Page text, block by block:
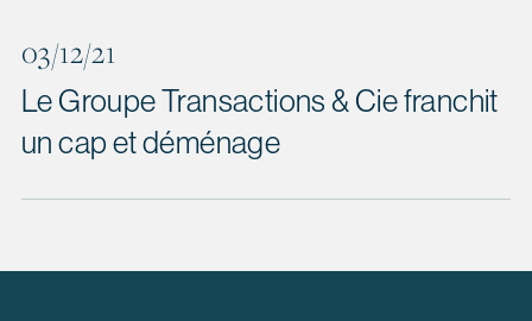
03/12/21
Le Groupe Transactions & Cie franchit
un cap et déménage